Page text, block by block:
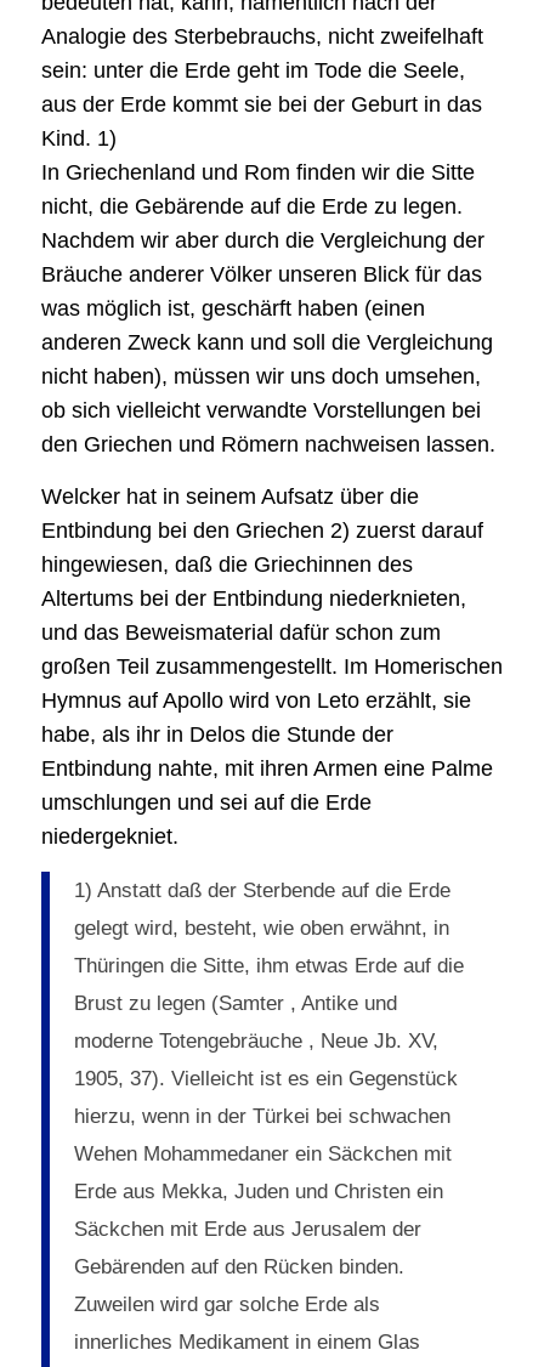
Analogie des Sterbebrauchs, nicht zweifelhaft
sein: unter die Erde geht im Tode die Seele,
aus der Erde kommt sie bei der Geburt in das
Kind. 1)
In Griechenland und Rom finden wir die Sitte
nicht, die Gebärende auf die Erde zu legen.
Nachdem wir aber durch die Vergleichung der
Bräuche anderer Völker unseren Blick für das
was möglich ist, geschärft haben (einen
anderen Zweck kann und soll die Vergleichung
nicht haben), müssen wir uns doch umsehen,
ob sich vielleicht verwandte Vorstellungen bei
den Griechen und Römern nachweisen lassen.
Welcker hat in seinem Aufsatz über die
Entbindung bei den Griechen 2) zuerst darauf
hingewiesen, daß die Griechinnen des
Altertums bei der Entbindung niederknieten,
und das Beweismaterial dafür schon zum
großen Teil zusammengestellt. Im Homerischen
Hymnus auf Apollo wird von Leto erzählt, sie
habe, als ihr in Delos die Stunde der
Entbindung nahte, mit ihren Armen eine Palme
umschlungen und sei auf die Erde
niedergekniet.
1) Anstatt daß der Sterbende auf die Erde
gelegt wird, besteht, wie oben erwähnt, in
Thüringen die Sitte, ihm etwas Erde auf die
Brust zu legen (Samter , Antike und
moderne Totengebräuche , Neue Jb. XV,
1905, 37). Vielleicht ist es ein Gegenstück
hierzu, wenn in der Türkei bei schwachen
Wehen Mohammedaner ein Säckchen mit
Erde aus Mekka, Juden und Christen ein
Säckchen mit Erde aus Jerusalem der
Gebärenden auf den Rücken binden.
Zuweilen wird gar solche Erde als
innerliches Medikament in einem Glas